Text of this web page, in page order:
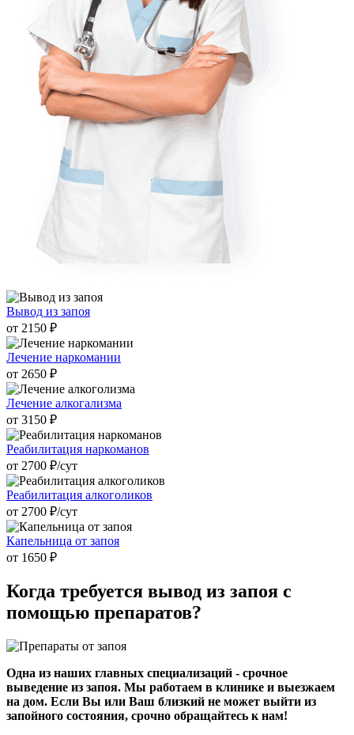
Вывод из запоя
от 2150 ₽
Лечение наркомании
от 2650 ₽
Лечение алкогализма
от 3150 ₽
Реабилитация наркоманов
от 2700 ₽/cут
Реабилитация алкоголиков
от 2700 ₽/cут
Капельница от запоя
от 1650 ₽
Когда требуется вывод из запоя с
помощью препаратов?
Одна из наших главных специализаций - срочное
выведение из запоя. Мы работаем в клинике и выезжаем
на дом. Если Вы или Ваш близкий не может выйти из
запойного состояния, срочно обращайтесь к нам!